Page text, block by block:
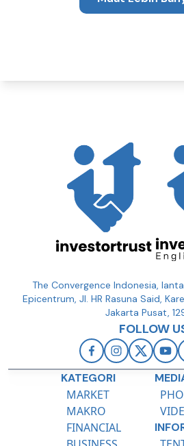
The Convergence Indonesia,
Epicentrum, Jl. HR Rasuna Said,
Jakarta Pusat,
FOLLOW
KATEGORI
MARKET
MAKRO
FINANCIAL